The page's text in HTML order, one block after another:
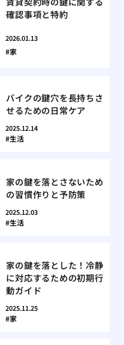
確認事項と特約
2026.01.13
家
バイクの鍵穴を長持ちさ
せるための日常ケア
2025.12.14
生活
家の鍵を落とさないため
の習慣作りと予防策
2025.12.03
生活
家の鍵を落とした！冷静
に対応するための初期行
動ガイド
2025.11.25
家